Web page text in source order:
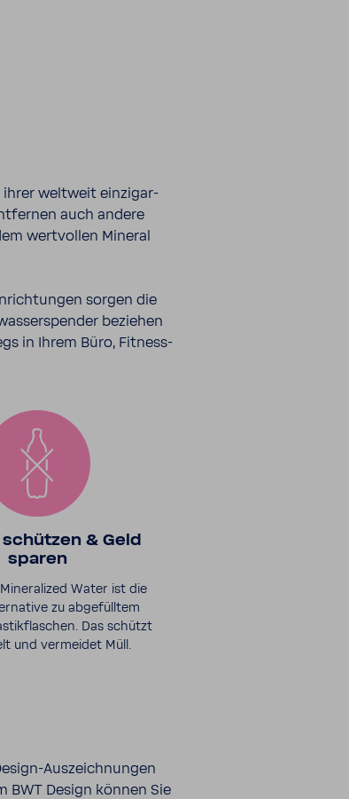
ihrer welt­weit einzig­ar­
auch andere
wert­vollen Mineral
sorgen die
beziehen
in Ihrem Büro, Fitness­
& Geld
sparen
Water ist die
zu abgefülltem
Das schützt
und vermeidet Müll.
​Auszeichnungen
BWT Design können Sie